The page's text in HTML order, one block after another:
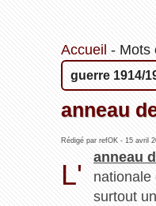
Accueil - Mots
guerre 1914/
anneau
Rédigé par refOK - 15 avril
L'
anneau
nationale
surtout